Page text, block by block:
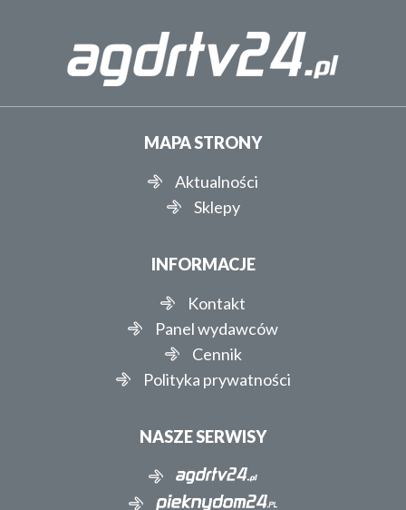
MAPA STRONY
Aktualności
Sklepy
INFORMACJE
Kontakt
Panel wydawców
Cennik
Polityka prywatności
NASZE SERWISY